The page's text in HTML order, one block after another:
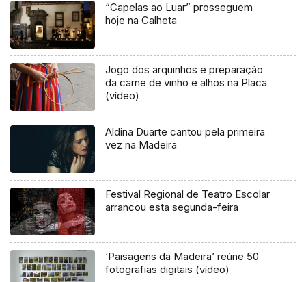
“Capelas ao Luar” prosseguem
hoje na Calheta
Jogo dos arquinhos e preparação
da carne de vinho e alhos na Placa
(vídeo)
Aldina Duarte cantou pela primeira
vez na Madeira
Festival Regional de Teatro Escolar
arrancou esta segunda-feira
‘Paisagens da Madeira’ reúne 50
fotografias digitais (vídeo)